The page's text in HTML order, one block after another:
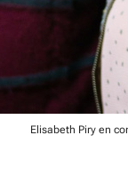
Elisabeth Piry en